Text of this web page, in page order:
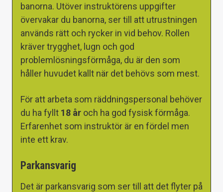
banorna. Utöver instruktörens uppgifter
övervakar du banorna, ser till att utrustningen
används rätt och rycker in vid behov. Rollen
kräver trygghet, lugn och god
problemlösningsförmåga, du är den som
håller huvudet kallt när det behövs som mest.
För att arbeta som räddningspersonal behöver
du ha fyllt 18 år och ha god fysisk förmåga.
Erfarenhet som instruktör är en fördel men
inte ett krav.
Parkansvarig
Det är parkansvarig som ser till att det flyter på